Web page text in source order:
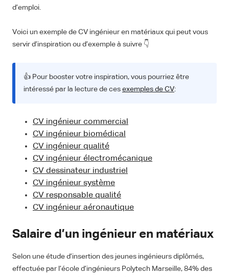
d’emploi.
Voici un exemple de CV ingénieur en matériaux qui peut vous
servir d’inspiration ou d’exemple à suivre 👇
👍 Pour booster votre inspiration, vous pourriez être
intéressé par la lecture de ces exemples de CV:
CV ingénieur commercial
CV ingénieur biomédical
CV ingénieur qualité
CV ingénieur électromécanique
CV dessinateur industriel
CV ingénieur système
CV responsable qualité
CV ingénieur aéronautique
Salaire d’un ingénieur en matériaux
Selon une étude d’insertion des jeunes ingénieurs diplômés,
effectuée par l’école d’ingénieurs Polytech Marseille, 84% des